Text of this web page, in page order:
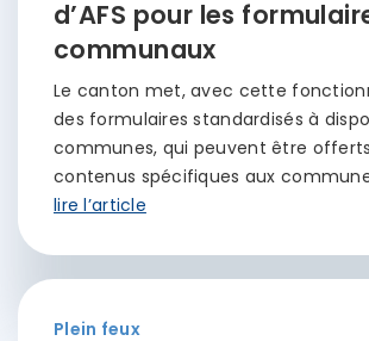
d’AFS pour les
communaux
Le canton met, avec cette
des formulaires standardisés à
communes, qui peuvent être
contenus spécifiques aux
lire l’article
Plein feux